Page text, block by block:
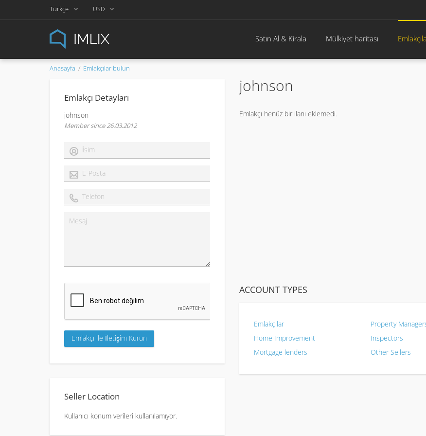
Türkçe USD
Satın Al & Kirala Mülkiyet haritası
Anasayfa Emlakçılar bulun
Emlakçı Detayları
johnson
Member since 26.03.2012
Seller Location
Kullanıcı konum verileri kullanılamıyor.
johnson
Emlakçı henüz bir ilanı eklemedi.
ACCOUNT TYPES
Emlakçılar Property
Home Improvement
Inspectors
Mortgage lenders
Other Sellers